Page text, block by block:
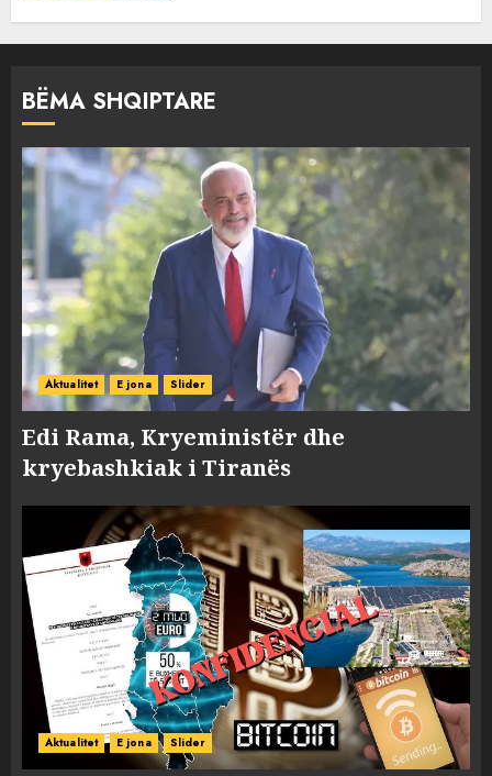
BËMA SHQIPTARE
Aktualitet E jona Slider
Edi Rama, Kryeministër dhe
kryebashkiak i Tiranës
Aktualitet E jona Slider